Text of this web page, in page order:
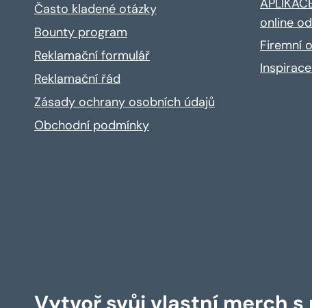
Často kladené otázky
Bounty program
Reklamační formulář
Reklamační řád
Zásady ochrany osobních údajů
Obchodní podmínky
online
Firemní